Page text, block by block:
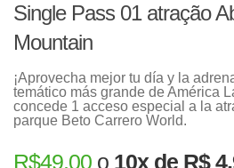
Single Pass 01 atração
Mountain
¡Aprovecha mejor tu día y la
temático más grande de América
concede 1 acceso especial a la
parque Beto Carrero World.
R$49,00 o 10x de R$